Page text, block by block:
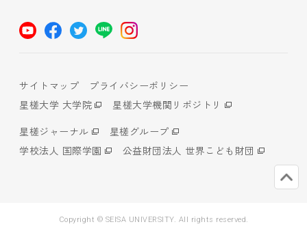
サイトマップ
プライバシーポリシー
星槎大学 大学院
星槎大学機関リポジトリ
星槎ジャーナル
星槎グループ
学校法人 国際学園
公益財団法人 世界こども財団
Copyright © SEISA UNIVERSITY. All rights reserved.